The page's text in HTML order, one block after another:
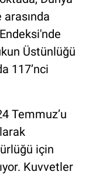
Üstünlüğü
117’nci
Temmuz’u
için
Kuvvetler